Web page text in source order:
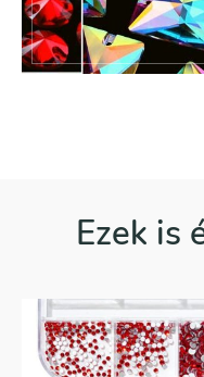
Ezek is